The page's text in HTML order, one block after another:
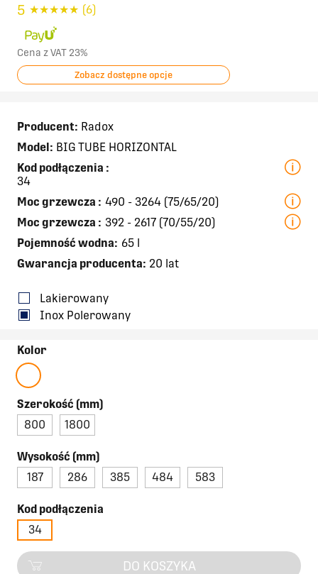
5 ★★★★★ (6)
Cena z VAT 23%
Zobacz dostępne opcje
Producent: Radox
Model: BIG TUBE HORIZONTAL
Kod podłączenia :
34
Moc grzewcza : 490 - 3264 (75/65/20)
Moc grzewcza : 392 - 2617 (70/55/20)
Pojemność wodna: 65 l
Gwarancja producenta: 20 lat
Lakierowany
Inox Polerowany
Kolor
Szerokość (mm)
800
1800
Wysokość (mm)
187
286 385 484 583
Kod podłączenia
34
DO KOSZYKA